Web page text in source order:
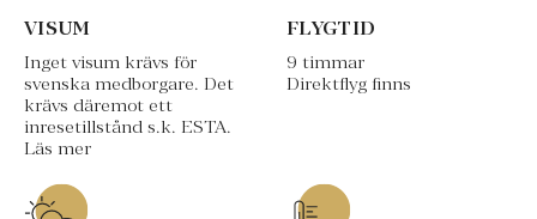
VISUM
Inget visum krävs för
svenska medborgare. Det
krävs däremot ett
inresetillstånd s.k. ESTA.
Läs mer
FLYGTID
9 timmar
Direktflyg finns